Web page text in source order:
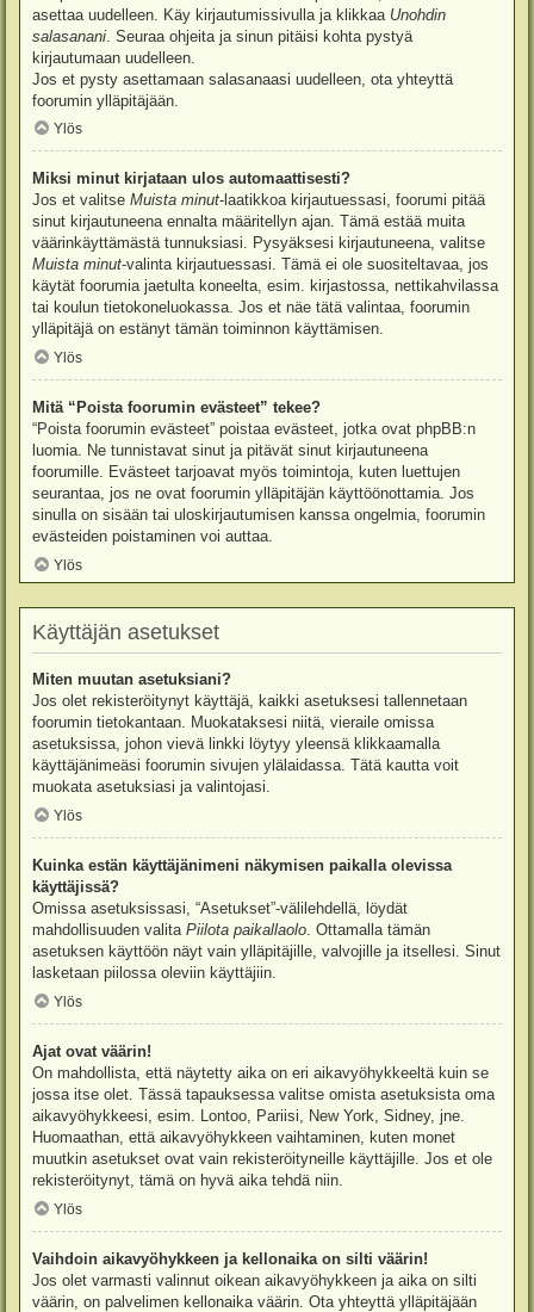
asettaa uudelleen. Käy kirjautumissivulla ja klikkaa Unohdin
salasanani . Seuraa ohjeita ja sinun pitäisi kohta pystyä
kirjautumaan uudelleen.
Jos et pysty asettamaan salasanaasi uudelleen, ota yhteyttä
foorumin ylläpitäjään.
Ylös
Miksi minut kirjataan ulos automaattisesti?
Jos et valitse Muista minut-laatikkoa kirjautuessasi, foorumi pitää
sinut kirjautuneena ennalta määritellyn ajan. Tämä estää muita
väärinkäyttämästä tunnuksiasi. Pysyäksesi kirjautuneena, valitse
Muista minut-valinta kirjautuessasi. Tämä ei ole suositeltavaa, jos
käytät foorumia jaetulta koneelta, esim. kirjastossa, nettikahvilassa
tai koulun tietokoneluokassa. Jos et näe tätä valintaa, foorumin
ylläpitäjä on estänyt tämän toiminnon käyttämisen.
Ylös
Mitä “Poista foorumin evästeet” tekee?
“Poista foorumin evästeet” poistaa evästeet, jotka ovat phpBB:n
luomia. Ne tunnistavat sinut ja pitävät sinut kirjautuneena
foorumille. Evästeet tarjoavat myös toimintoja, kuten luettujen
seurantaa, jos ne ovat foorumin ylläpitäjän käyttöönottamia. Jos
sinulla on sisään tai uloskirjautumisen kanssa ongelmia, foorumin
evästeiden poistaminen voi auttaa.
Ylös
Käyttäjän asetukset
Miten muutan asetuksiani?
Jos olet rekisteröitynyt käyttäjä, kaikki asetuksesi tallennetaan
foorumin tietokantaan. Muokataksesi niitä, vieraile omissa
asetuksissa, johon vievä linkki löytyy yleensä klikkaamalla
käyttäjänimeäsi foorumin sivujen ylälaidassa. Tätä kautta voit
muokata asetuksiasi ja valintojasi.
Ylös
Kuinka estän käyttäjänimeni näkymisen paikalla olevissa
käyttäjissä?
Omissa asetuksissasi, “Asetukset”-välilehdellä, löydät
mahdollisuuden valita Piilota paikallaolo. Ottamalla tämän
asetuksen käyttöön näyt vain ylläpitäjille, valvojille ja itsellesi. Sinut
lasketaan piilossa oleviin käyttäjiin.
Ylös
Ajat ovat väärin!
On mahdollista, että näytetty aika on eri aikavyöhykkeeltä kuin se
jossa itse olet. Tässä tapauksessa valitse omista asetuksista oma
aikavyöhykkeesi, esim. Lontoo, Pariisi, New York, Sidney, jne.
Huomaathan, että aikavyöhykkeen vaihtaminen, kuten monet
muutkin asetukset ovat vain rekisteröityneille käyttäjille. Jos et ole
rekisteröitynyt, tämä on hyvä aika tehdä niin.
Ylös
Vaihdoin aikavyöhykkeen ja kellonaika on silti väärin!
Jos olet varmasti valinnut oikean aikavyöhykkeen ja aika on silti
väärin, on palvelimen kellonaika väärin. Ota yhteyttä ylläpitäjään